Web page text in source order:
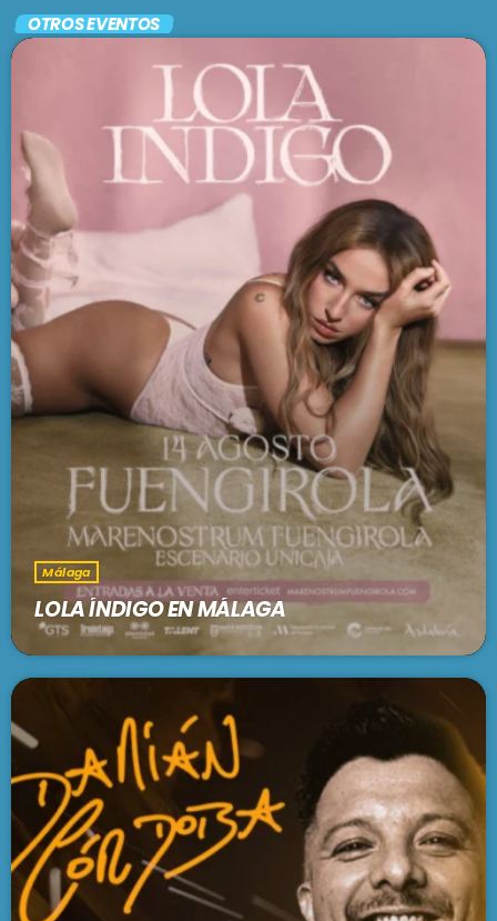
EL TOCADISCOS
9:00 am - 12:00 pm
SE VIENE . . .
12:00 pm - 2:00 pm
MIX TAPE
2:00 pm - 5:00 pm
RE-VERSIONES
5:00 pm - 7:00 pm
OTROS EVENTOS
Málaga
LOLA ÍNDIGO EN MÁLAGA